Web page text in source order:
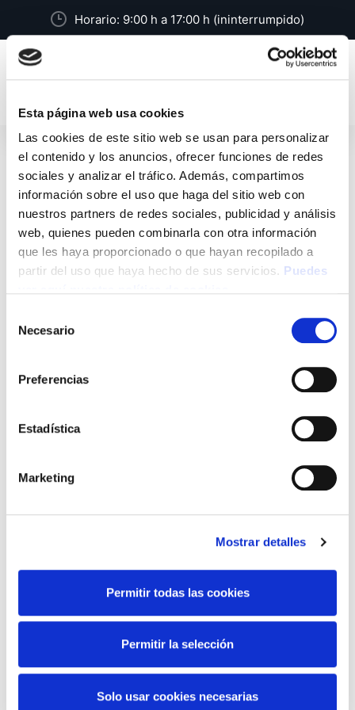
Esta página web usa cookies
Las cookies de este sitio web se usan para personalizar
el contenido y los anuncios, ofrecer funciones de redes
sociales y analizar el tráfico. Además, compartimos
información sobre el uso que haga del sitio web con
nuestros partners de redes sociales, publicidad y análisis
web, quienes pueden combinarla con otra información
que les haya proporcionado o que hayan recopilado a
partir del uso que haya hecho de sus servicios. Puedes
Necesario
Preferencias
Estadística
Marketing
Mostrar detalles
Permitir todas las cookies
Permitir la selección
Solo usar cookies necesarias
Horario: 9:00 h a 17:00 h (ininterrumpido)
Oferta de Empleo
POPULARES Ofertas
VENTA DE DIVERSOS
APARATOS DE ÓPTICA
Contact Information
MERCEDES
326 974